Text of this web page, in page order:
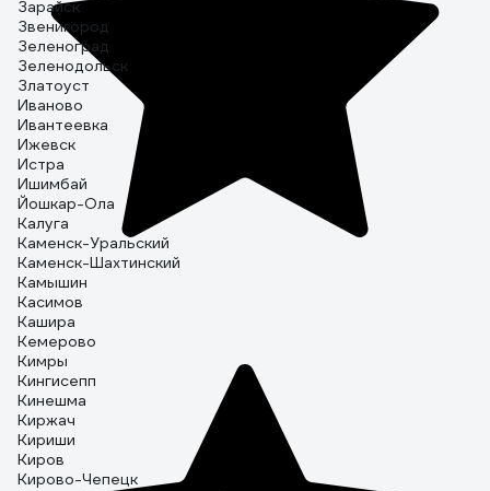
Зарайск
Звенигород
Зеленоград
Зеленодольск
Златоуст
Иваново
Ивантеевка
Ижевск
Истра
Ишимбай
Йошкар-Ола
Калуга
Каменск-Уральский
Каменск-Шахтинский
Камышин
Касимов
Кашира
Кемерово
Кимры
Кингисепп
Кинешма
Киржач
Кириши
Киров
Кирово-Чепецк